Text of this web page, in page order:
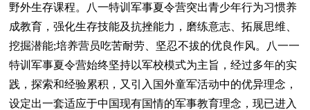
野外生存课程。八一特训军事夏令营突出青少年行为习惯养
成教育，强化生存技能及抗挫能力，磨练意志、拓展思维、
挖掘潜能;培养营员吃苦耐劳、坚忍不拔的优良作风。八一一
特训军事夏令营始终坚持以军校模式为主旨，经过多年的实
践，探索和经验累积，又引入国外童军活动中的优异理念，
设定出一套适应于中国现有国情的军事教育理念，现已进入